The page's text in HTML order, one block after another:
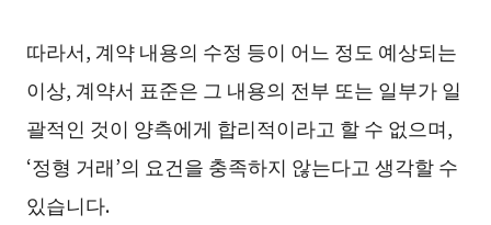
따라서, 계약 내용의 수정 등이 어느 정도 예상되는
이상, 계약서 표준은 그 내용의 전부 또는 일부가 일
괄적인 것이 양측에게 합리적이라고 할 수 없으며,
‘정형 거래’의 요건을 충족하지 않는다고 생각할 수
있습니다.